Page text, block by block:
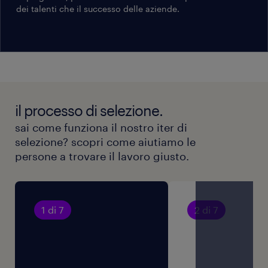
dei talenti che il successo delle aziende.
il processo di selezione.
sai come funziona il nostro iter di
selezione? scopri come aiutiamo le
persone a trovare il lavoro giusto.
1 di 7 2 di 7